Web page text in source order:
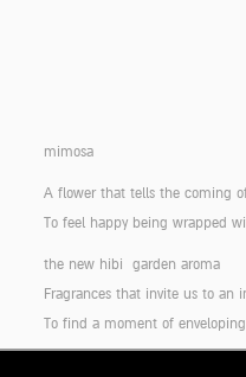
mimosa
A flower that tells the coming
To feel happy being wrapped
the new hibi garden aroma
Fragrances that invite us to an
To find a moment of